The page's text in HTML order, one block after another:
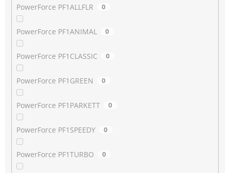
PowerForce PF1ALLFLR 0
PowerForce PF1ANIMAL 0
PowerForce PF1CLASSIC 0
PowerForce PF1GREEN 0
PowerForce PF1PARKETT 0
PowerForce PF1SPEEDY 0
PowerForce PF1TURBO 0